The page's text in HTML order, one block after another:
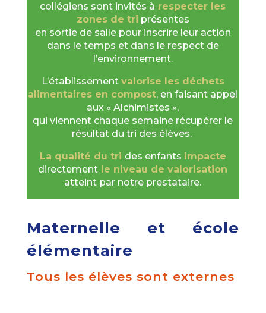
collégiens sont invités à respecter les
zones de tri présentes
en sortie de salle pour inscrire leur action
dans le temps et dans le respect de
l’environnement.
L’établissement valorise les déchets
alimentaires en compost, en faisant appel
aux « Alchimistes »,
qui viennent chaque semaine récupérer le
résultat du tri des élèves.
La qualité du tri des enfants impacte
directement le niveau de valorisation
atteint par notre prestataire.
Maternelle et école
élémentaire
­Tous les élèves sont externes